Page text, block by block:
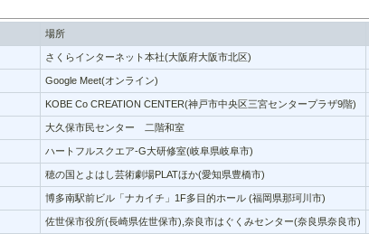
場所
さくらインターネット本社(大阪府大阪市北区)
Google Meet(オンライン)
KOBE Co CREATION CENTER(神戸市中央区三宮センタープラザ9階)
大久保市民センター 二階和室
ハートフルスクエア-G大研修室(岐阜県岐阜市)
穂の国とよはし芸術劇場PLATほか(愛知県豊橋市)
博多南駅前ビル「ナカイチ」1F多目的ホール (福岡県那珂川市)
佐世保市役所(長崎県佐世保市),奈良市はぐくみセンター(奈良県奈良市)